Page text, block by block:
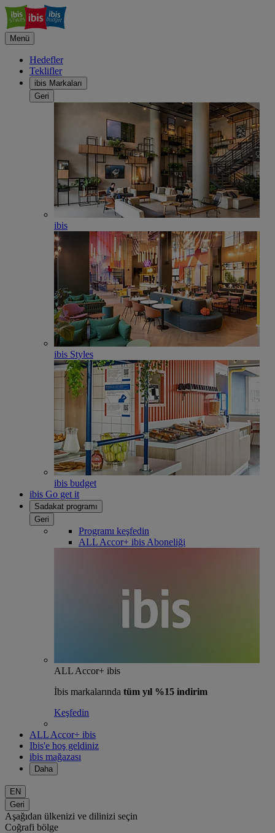
Menü
Hedefler
Teklifler
ibis Markaları
Geri
ibis
ibis Styles
ibis budget
ibis Go get it
Sadakat programı
Geri
Programı keşfedin
ALL Accor+ ibis Aboneliği
ALL Accor+ ibis
İbis markalarında tüm yıl %15 indirim
Keşfedin
ALL Accor+ ibis
Ibis'e hoş geldiniz
ibis mağazası
Daha
EN
Geri
Aşağıdan ülkenizi ve dilinizi seçin
Coğrafi bölge